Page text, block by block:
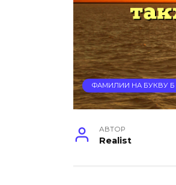
ФАМИЛИИ НА БУКВУ Б
АВТОР
Realist